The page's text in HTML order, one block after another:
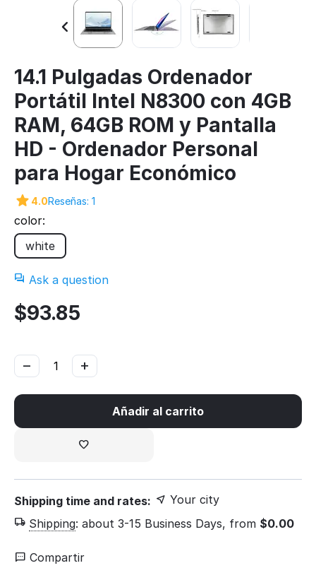
14.1 Pulgadas Ordenador
Portátil Intel N8300 con 4GB
RAM, 64GB ROM y Pantalla
HD - Ordenador Personal
para Hogar Económico
4.0Reseñas: 1
color:
white
Ask a question
$93.85
+
−
Añadir al carrito
Shipping time and rates:
Your city
Shipping: about 3-15 Business Days, from $0.00
Compartir